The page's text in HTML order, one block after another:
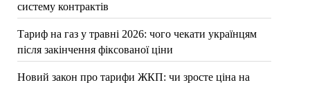
систему контрактів
Тариф на газ у травні 2026: чого чекати українцям
після закінчення фіксованої ціни
Новий закон про тарифи ЖКП: чи зросте ціна на